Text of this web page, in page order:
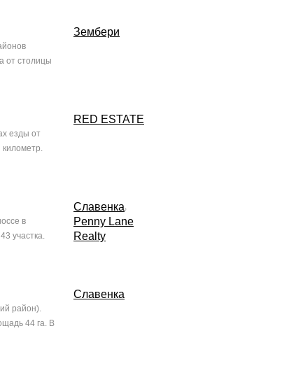
от столицы
Зембери
езды от
километр.
RED ESTATE
в
участка.
Славенка,
Penny Lane
Realty
район).
44 га. В
Славенка